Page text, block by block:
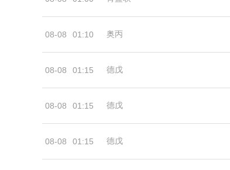
08-08 01:10 奥丙
08-08 01:15 德戊
08-08 01:15 德戊
08-08 01:15 德戊